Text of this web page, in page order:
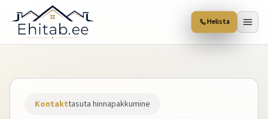
Helista
Kontakttasuta hinnapakkumine